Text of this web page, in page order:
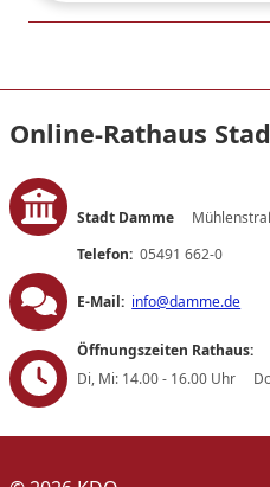
Online-Rathaus
Stadt Damme
Telefon: 05491 662-0
E-Mail: info@damme.de
Öffnungszeiten Rathaus:
Di, Mi: 14.00 - 16.00 Uhr